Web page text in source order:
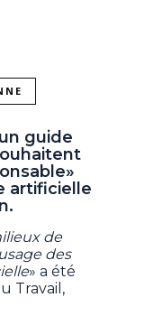
guide
artificielle
de
des
» a été
Travail,